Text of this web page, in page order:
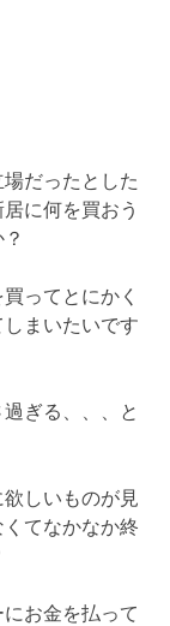
だったとした
に何を買おう
ってとにかく
まいたいです
ぎる、、、と
しいものが見
てなかなか終
お金を払って